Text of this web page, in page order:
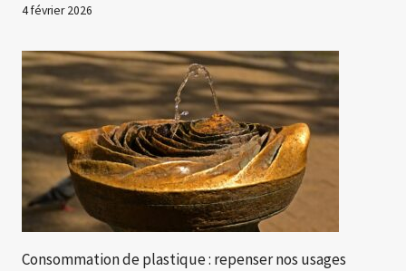
4 février 2026
Consommation de plastique : repenser nos usages